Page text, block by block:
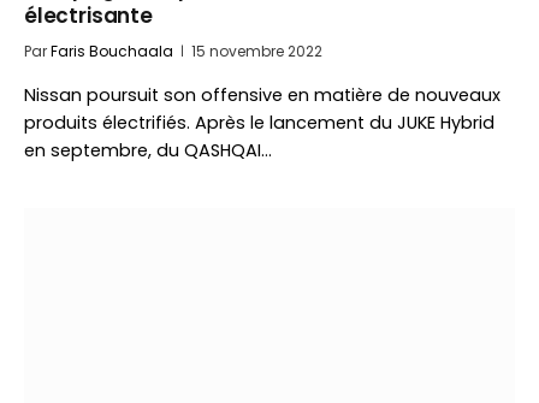
électrisante
ParFaris Bouchaala 15 novembre 2022
Nissan poursuit son offensive en matière de nouveaux
produits électrifiés. Après le lancement du JUKE Hybrid
en septembre, du QASHQAI…